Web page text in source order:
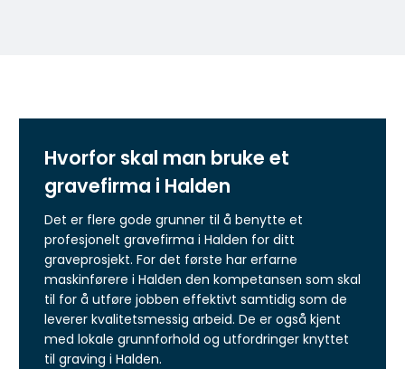
Hvorfor skal man bruke et
gravefirma i Halden
Det er flere gode grunner til å benytte et
profesjonelt gravefirma i Halden for ditt
graveprosjekt. For det første har erfarne
maskinførere i Halden den kompetansen som skal
til for å utføre jobben effektivt samtidig som de
leverer kvalitetsmessig arbeid. De er også kjent
med lokale grunnforhold og utfordringer knyttet
til graving i Halden.